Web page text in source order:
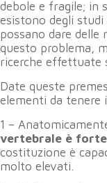
debole e fragile; in
esistono degli
possano dare delle
questo problema,
ricerche effettuate
Date queste
elementi da tenere
1 –
vertebrale è forte
costituzione è
molto elevati.